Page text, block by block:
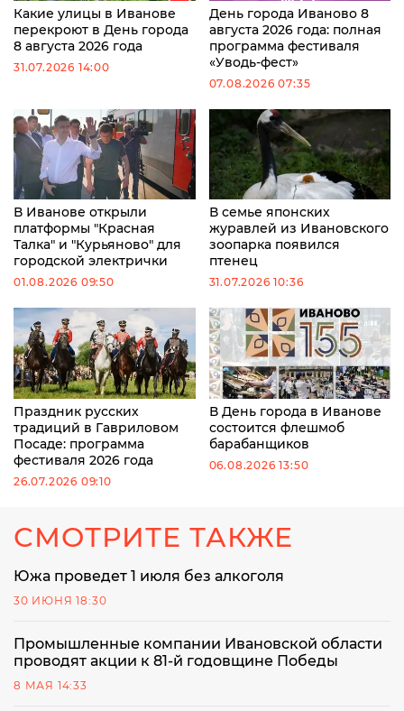
Какие улицы в Иванове
перекроют в День города
8 августа 2026 года
31.07.2026 14:00
День города Иваново 8
августа 2026 года: полная
программа фестиваля
«Уводь-фест»
07.08.2026 07:35
В Иванове открыли
платформы "Красная
Талка" и "Курьяново" для
городской электрички
01.08.2026 09:50
В семье японских
журавлей из Ивановского
зоопарка появился
птенец
31.07.2026 10:36
Праздник русских
традиций в Гавриловом
Посаде: программа
фестиваля 2026 года
26.07.2026 09:10
В День города в Иванове
состоится флешмоб
барабанщиков
06.08.2026 13:50
СМОТРИТЕ ТАКЖЕ
Южа проведет 1 июля без алкоголя
30 ИЮНЯ 18:30
Промышленные компании Ивановской области
проводят акции к 81-й годовщине Победы
8 МАЯ 14:33